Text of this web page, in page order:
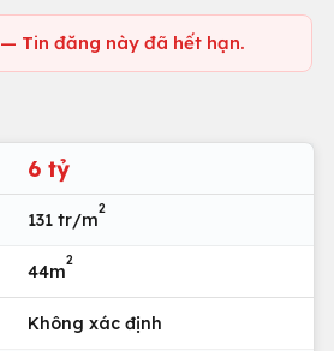
— Tin đăng này đã hết hạn.
6 tỷ
131 tr/m
2
44m
2
Không xác định